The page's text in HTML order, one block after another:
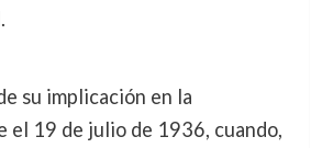
su implicación en la
el 19 de julio de 1936, cuando,